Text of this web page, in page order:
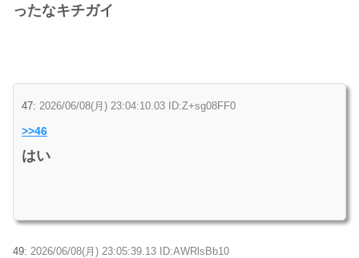
ったなキチガイ
47: 2026/06/08(月) 23:04:10.03 ID:Z+sg08FF0
>>46
はい
49: 2026/06/08(月) 23:05:39.13 ID:AWRlsBb10